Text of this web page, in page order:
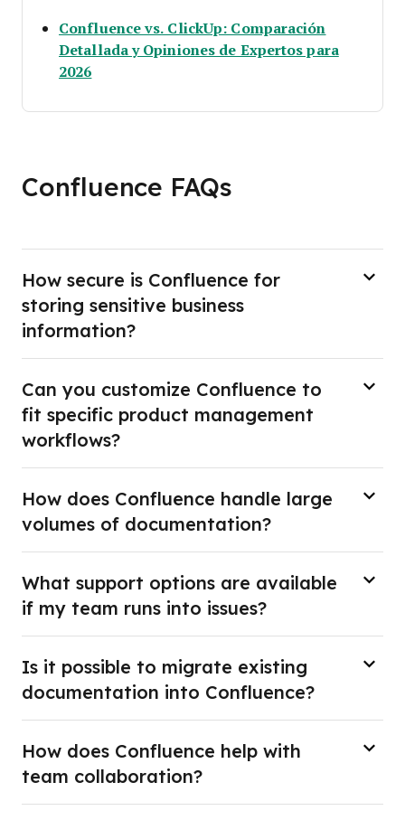
Confluence vs. ClickUp: Comparación
Detallada y Opiniones de Expertos para
2026Opens new window
Confluence FAQs
How secure is Confluence for
storing sensitive business
information?
Can you customize Confluence to
fit specific product management
workflows?
How does Confluence handle large
volumes of documentation?
What support options are available
if my team runs into issues?
Is it possible to migrate existing
documentation into Confluence?
How does Confluence help with
team collaboration?